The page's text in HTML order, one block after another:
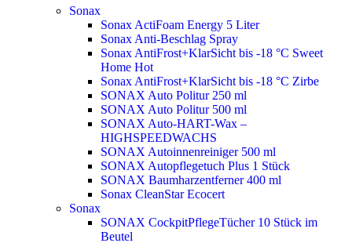
Sonax
Sonax ActiFoam Energy 5 Liter
Sonax Anti-Beschlag Spray
Sonax AntiFrost+KlarSicht bis -18 °C Sweet
Home Hot
Sonax AntiFrost+KlarSicht bis -18 °C Zirbe
SONAX Auto Politur 250 ml
SONAX Auto Politur 500 ml
SONAX Auto-HART-Wax –
HIGHSPEEDWACHS
SONAX Autoinnenreiniger 500 ml
SONAX Autopflegetuch Plus 1 Stück
SONAX Baumharzentferner 400 ml
Sonax CleanStar Ecocert
Sonax
SONAX CockpitPflegeTücher 10 Stück im
Beutel